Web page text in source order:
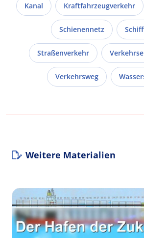
Kanal Kraftfahrzeugverkehr
Schienennetz
Straßenverkehr
Verkehrsweg
Weitere Materialien